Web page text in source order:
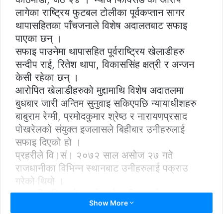
लागेका राष्ट्रिय फुटबल टोलीका पूर्वकप्तान सागर
थापासहितका पाँचजनाले विशेष अदालतबाट सफाइ
पाएका छन् ।
सफाइ पाउनेमा थापासहित पूर्वराष्ट्रिय खेलाडीहरु
सन्दीप राई, रितेश थापा, विकाससिंह क्षत्री र अन्जन
केसी रहेका छन् ।
आरोपित खेलाडीहरुको मुद्दामाथि विशेष अदातलमा
बुधबार जारी अन्तिम सुनुवाइ सकिएपछि न्यायाधीशहरु
बाबुराम रेग्मी, प्रमोदकुमार श्रेष्ठ र नारायणप्रसाद
पोखरेलको संयुक्त इजलासले बिहीबार उनीहरुलाई
सफाइ दिएको हो ।
प्रहरीले वि।सं। २०७२ साल असोज २७ गते
राजधानीका विभिन्न स्थानबाट उनीहरुलाई पक्राउ
गरेको थियो ।
सरकारी वकिलको कार्यालयले उनीहरुलाई
राज्यविरुद्धको अपराध ऐनअन्तर्गत् जन्मकैदको माग गदै
Show More